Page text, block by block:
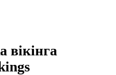
вікінга